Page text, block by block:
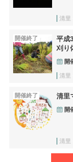
清里
開催終了
平成
刈り
開
清里
開催終了 清里
開
清里